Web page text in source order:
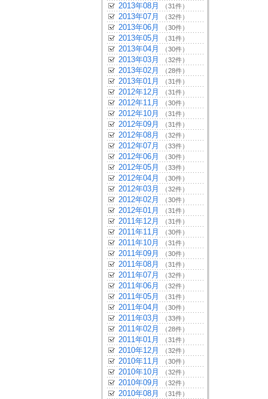
2013年08月 （31件）
2013年07月 （32件）
2013年06月 （30件）
2013年05月 （31件）
2013年04月 （30件）
2013年03月 （32件）
2013年02月 （28件）
2013年01月 （31件）
2012年12月 （31件）
2012年11月 （30件）
2012年10月 （31件）
2012年09月 （31件）
2012年08月 （32件）
2012年07月 （33件）
2012年06月 （30件）
2012年05月 （33件）
2012年04月 （30件）
2012年03月 （32件）
2012年02月 （30件）
2012年01月 （31件）
2011年12月 （31件）
2011年11月 （30件）
2011年10月 （31件）
2011年09月 （30件）
2011年08月 （31件）
2011年07月 （32件）
2011年06月 （32件）
2011年05月 （31件）
2011年04月 （30件）
2011年03月 （33件）
2011年02月 （28件）
2011年01月 （31件）
2010年12月 （32件）
2010年11月 （30件）
2010年10月 （32件）
2010年09月 （32件）
2010年08月 （31件）